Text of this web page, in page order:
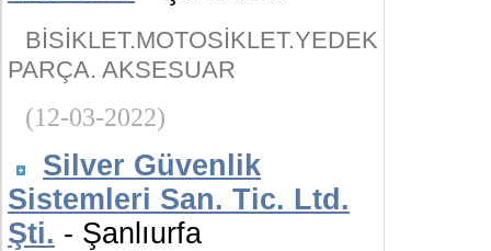
BİSİKLET.MOTOSİKLET.YEDEK
PARÇA. AKSESUAR
(12-03-2022)
Silver Güvenlik
Sistemleri San. Tic. Ltd.
Şti. - Şanlıurfa